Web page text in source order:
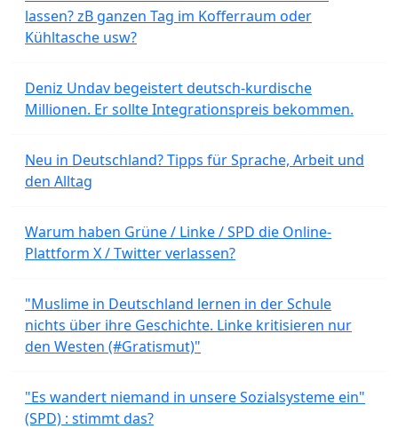
lassen? zB ganzen Tag im Kofferraum oder
Kühltasche usw?
Deniz Undav begeistert deutsch-kurdische
Millionen. Er sollte Integrationspreis bekommen.
Neu in Deutschland? Tipps für Sprache, Arbeit und
den Alltag
Warum haben Grüne / Linke / SPD die Online-
Plattform X / Twitter verlassen?
"Muslime in Deutschland lernen in der Schule
nichts über ihre Geschichte. Linke kritisieren nur
den Westen (#Gratismut)"
"Es wandert niemand in unsere Sozialsysteme ein"
(SPD) : stimmt das?